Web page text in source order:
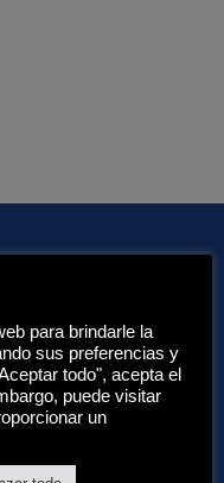
para brindarle la
sus preferencias y
todo", acepta el
puede visitar
un